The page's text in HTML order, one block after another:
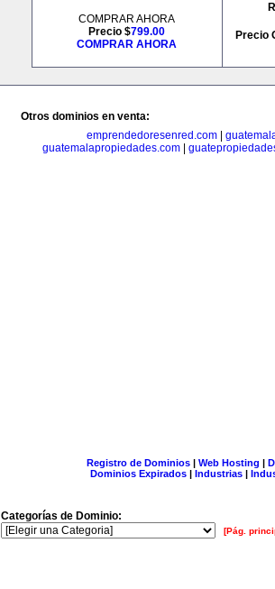
COMPRAR AHORA
Precio $799.00
COMPRAR AHORA
Precio
Otros dominios en venta:
emprendedoresenred.com|
guatemalapropiedades.com|
Registro de Dominios| Web Hosting |
Dominios Expirados | Industrias |
Categorías de Dominio:
[Pág.